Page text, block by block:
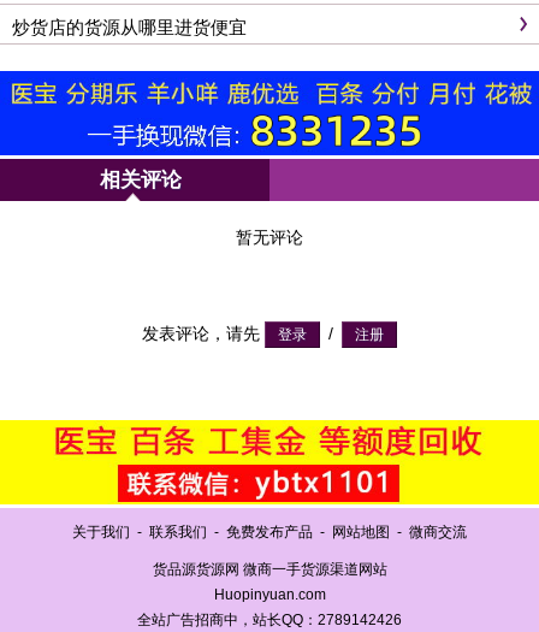
炒货店的货源从哪里进货便宜
相关评论
暂无评论
发表评论，请先 /
关于我们 - 联系我们 - 免费发布产品 - 网站地图 - 微商交流
货品源货源网 微商一手货源渠道网站
Huopinyuan.com
全站广告招商中，站长QQ：2789142426